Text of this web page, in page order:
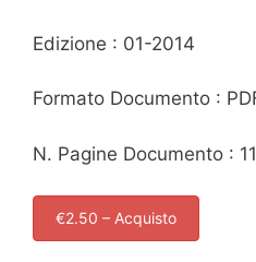
Edizione : 01-2014
Formato Documento :
N. Pagine Documento :
€2.50 – Acquisto